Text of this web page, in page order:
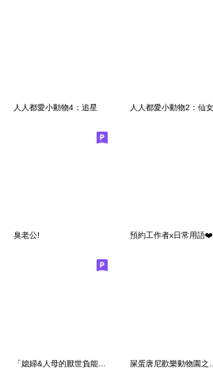
人人都愛小動物4：追星
臭老公! 預約工作者x日常用語❤️